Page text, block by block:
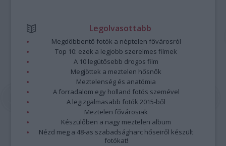
Legolvasottabb
Megdöbbentő fotók a néptelen fővárosról
Top 10: ezek a legjobb szerelmes filmek
A 10 legütősebb drogos film
Megjöttek a meztelen hősnők
Meztelenség és anatómia
A forradalom egy holland fotós szemével
A legizgalmasabb fotók 2015-ből
Meztelen fővárosiak
Készülőben a nagy meztelen album
Nézd meg a 48-as szabadságharc hőseiről készült
fotókat!